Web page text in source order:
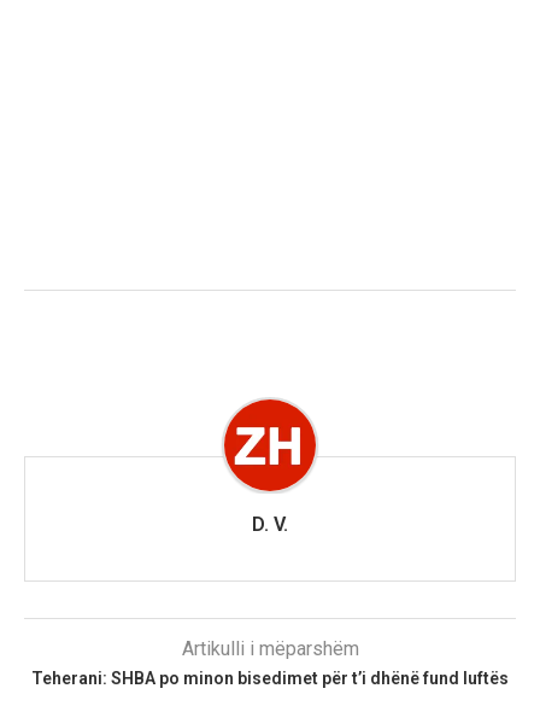
D. V.
Artikulli i mëparshëm
Teherani: SHBA po minon bisedimet për t’i dhënë fund luftës